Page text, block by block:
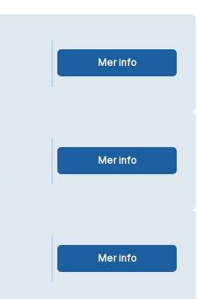
Mer info
Mer info
Mer info